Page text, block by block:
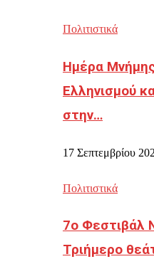
Πολιτιστικά
Ημέρα
Ελληνισμού
στην…
17 Σεπτεμβρίου
Πολιτιστικά
7ο Φεστιβάλ
Τριήμερο